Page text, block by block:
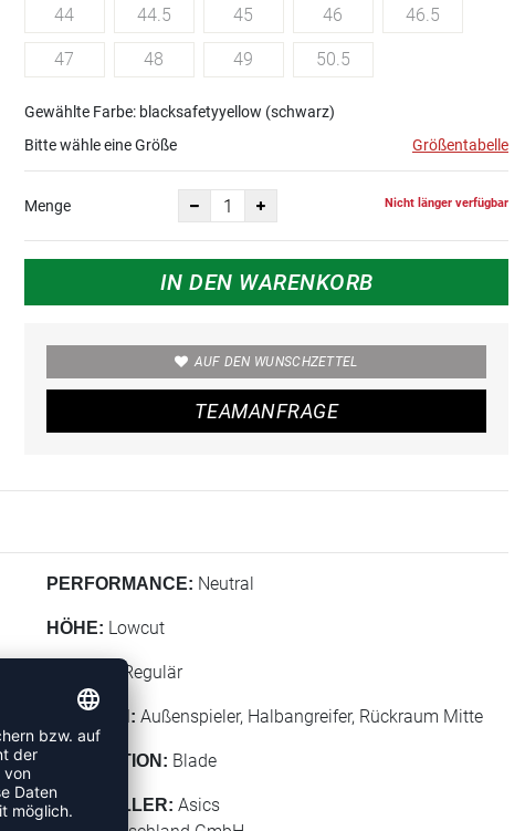
44 44.5 45 46 46.5
47 48 49 50.5
Gewählte Farbe: blacksafetyyellow (schwarz)
Bitte wähle eine Größe
Größentabelle
Menge Nicht länger verfügbar
IN DEN WARENKORB
AUF DEN WUNSCHZETTEL
TEAMANFRAGE
PERFORMANCE: Neutral
HÖHE: Lowcut
Regulär
POSITION: Außenspieler, Halbangreifer, Rückraum Mitte
KOLLEKTION: Blade
HERSTELLER: Asics